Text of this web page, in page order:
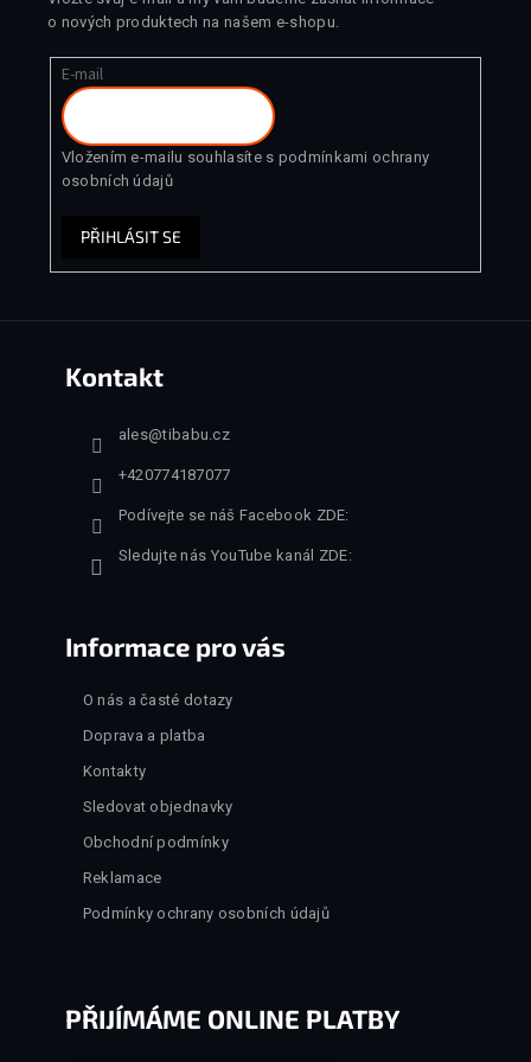
o nových produktech na našem e-shopu.
E-mail
Vložením e-mailu souhlasíte s podmínkami ochrany
osobních údajů
PŘIHLÁSIT SE
Kontakt
ales@tibabu.cz
+420774187077
Podívejte se náš Facebook ZDE:
Sledujte nás YouTube kanál ZDE:
Informace pro vás
O nás a časté dotazy
Doprava a platba
Kontakty
Sledovat objednavky
Obchodní podmínky
Reklamace
Podmínky ochrany osobních údajů
PŘIJÍMÁME ONLINE PLATBY